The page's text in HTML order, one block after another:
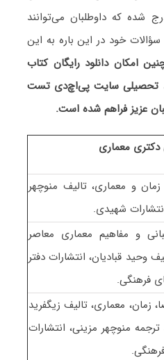
شده که داوطلبان می‌توانند
خود در این باره به این
امکان دانلود رایگان کتاب
تحصیلی سایت پی‌اچ‌دی تست
عزیز فراهم شده است.
دکتری معماری
و معماری، تالیف منوچهر
شهیدی.
و مفاهیم معماری معاصر
وحید قبادیان، انتشارات دفتر
فرهنگی.
زمان، معماری، تالیف زیگفرید
منوچهر مزینی، انتشارات